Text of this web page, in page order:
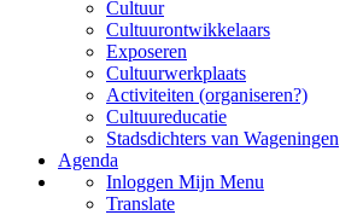
Cultuur
Cultuurontwikkelaars
Exposeren
Cultuurwerkplaats
Activiteiten (organiseren?)
Cultuureducatie
Stadsdichters van Wageningen
Agenda
Inloggen Mijn Menu
Translate